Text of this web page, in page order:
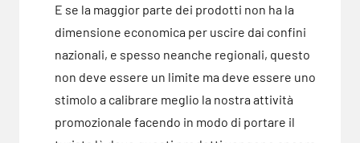
E se la maggior parte dei prodotti non ha la
dimensione economica per uscire dai confini
nazionali, e spesso neanche regionali, questo
non deve essere un limite ma deve essere uno
stimolo a calibrare meglio la nostra attività
promozionale facendo in modo di portare il